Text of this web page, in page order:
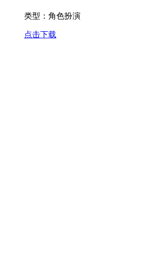
类型： 角色扮演
点击下载